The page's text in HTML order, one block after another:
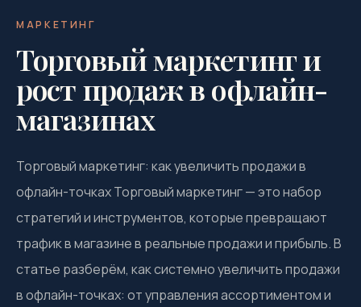
МАРКЕТИНГ
Торговый маркетинг и
рост продаж в офлайн-
магазинах
Торговый маркетинг: как увеличить продажи в
офлайн-точках Торговый маркетинг — это набор
стратегий и инструментов, которые превращают
трафик в магазине в реальные продажи и прибыль. В
статье разберём, как системно увеличить продажи
в офлайн-точках: от управления ассортиментом и